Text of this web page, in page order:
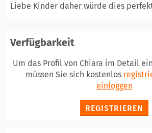
Liebe Kinder daher würde dies
Verfügbarkeit
Um das Profil von Chiara im Detail
müssen Sie sich kostenlos
einloggen
REGISTRIEREN